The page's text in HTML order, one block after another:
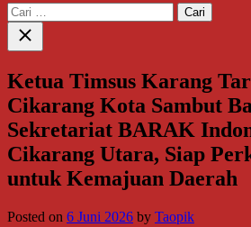
Cari
untuk:
Close
search
Ketua Timsus Karang
Cikarang Kota Sambut
Sekretariat BARAK
Cikarang Utara, Siap
untuk Kemajuan Daerah
Posted on 6 Juni 2026 by Taopik